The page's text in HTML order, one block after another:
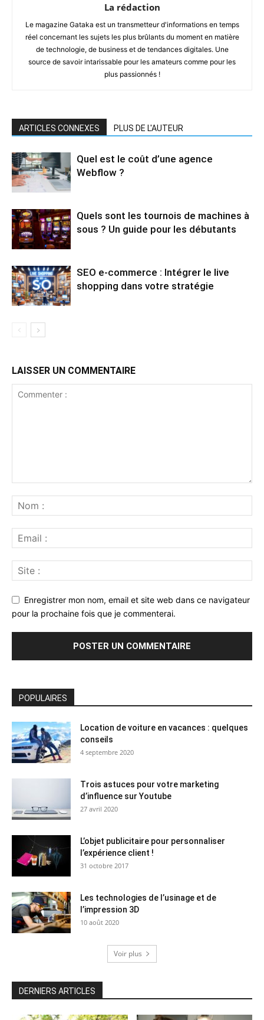
La rédaction
Le magazine Gataka est un transmetteur d'informations en temps
réel concernant les sujets les plus brûlants du moment en matière
de technologie, de business et de tendances digitales. Une
source de savoir intarissable pour les amateurs comme pour les
plus passionnés !
ARTICLES CONNEXES PLUS DE L'AUTEUR
Quel est le coût d’une agence
Webflow ?
Quels sont les tournois de machines à
sous ? Un guide pour les débutants
SEO e-commerce : Intégrer le live
shopping dans votre stratégie
LAISSER UN COMMENTAIRE
Enregistrer mon nom, email et site web dans ce navigateur
pour la prochaine fois que je commenterai.
POPULAIRES
Location de voiture en vacances : quelques
conseils
4 septembre 2020
Trois astuces pour votre marketing
d’influence sur Youtube
27 avril 2020
L’objet publicitaire pour personnaliser
l’expérience client !
31 octobre 2017
Les technologies de l’usinage et de
l’impression 3D
10 août 2020
Voir plus
DERNIERS ARTICLES